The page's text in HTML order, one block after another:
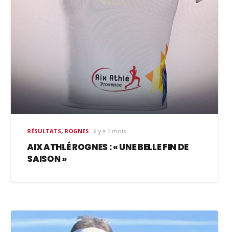
RÉSULTATS, ROGNES il y a 1 mois
AIX ATHLÉ ROGNES : « UNE BELLE FIN DE
SAISON »